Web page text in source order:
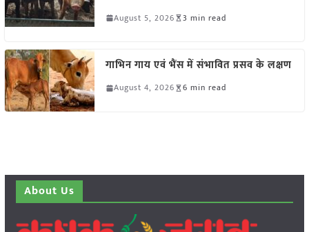
August 5, 2026 3 min read
गाभिन गाय एवं भैंस में संभावित प्रसव के लक्षण
August 4, 2026 6 min read
About Us